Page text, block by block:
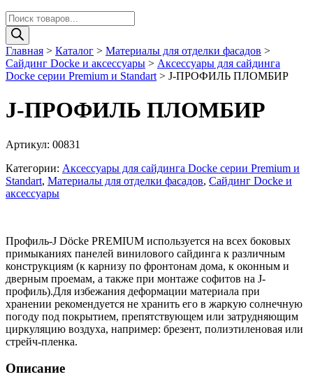
Поиск
товаров
Главная > Каталог > Материалы для отделки фасадов >
Сайдинг Docke и аксессуары > Аксессуары для сайдинга
Docke серии Premium и Standart > J-ПРОФИЛЬ ПЛОМБИР
J-ПРОФИЛЬ ПЛОМБИР
Артикул: 00831
Категории: Аксессуары для сайдинга Docke серии Premium и
Standart, Материалы для отделки фасадов, Сайдинг Docke и
аксессуары
Профиль-J Döcke PREMIUM используется на всех боковых
примыканиях панелей винилового сайдинга к различным
конструкциям (к карнизу по фронтонам дома, к оконным и
дверным проемам, а также при монтаже софитов на J-
профиль).Для избежания деформации материала при
хранении рекомендуется не хранить его в жаркую солнечную
погоду под покрытием, препятствующем или затрудняющим
циркуляцию воздуха, например: брезент, полиэтиленовая или
стрейч-пленка.
Описание